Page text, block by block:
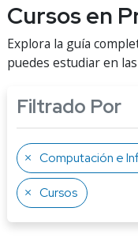
Cursos en
Explora la guía
puedes estudiar en
Filtrado Por
Computación e
Cursos